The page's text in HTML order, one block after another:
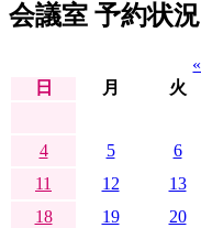
会議室 予約状況
«
日 月 火
4
5 6
11
12 13
18
19 20